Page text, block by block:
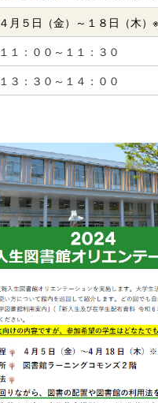
４月５日（金）～１８日（木）
１１：００～１１：３０
１３：３０～１４：００